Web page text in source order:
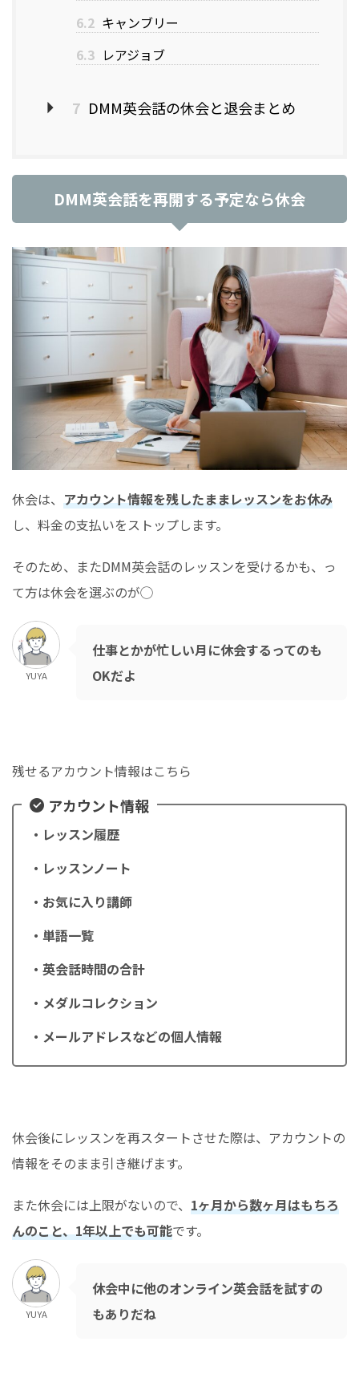
6.2 キャンブリー
6.3 レアジョブ
7 DMM英会話の休会と退会まとめ
DMM英会話を再開する予定なら休会
休会は、 アカウント情報を残したままレッスンをお休み
し、料金の支払いをストップします。
そのため、またDMM英会話のレッスンを受けるかも、っ
て方は休会を選ぶのが◯
YUYA
仕事とかが忙しい月に休会するってのも
OKだよ
残せるアカウント情報はこちら
アカウント情報
・レッスン履歴
・レッスンノート
・お気に入り講師
・単語一覧
・英会話時間の合計
・メダルコレクション
・メールアドレスなどの個人情報
休会後にレッスンを再スタートさせた際は、アカウントの
情報をそのまま引き継げます。
また休会には上限がないので、 1ヶ月から数ヶ月はもちろ
んのこと、1年以上でも可能です。
YUYA
休会中に他のオンライン英会話を試すの
もありだね